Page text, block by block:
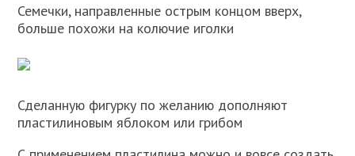
Семечки, направленные острым концом вверх,
больше похожи на колючие иголки
Сделанную фигурку по желанию дополняют
пластилиновым яблоком или грибом